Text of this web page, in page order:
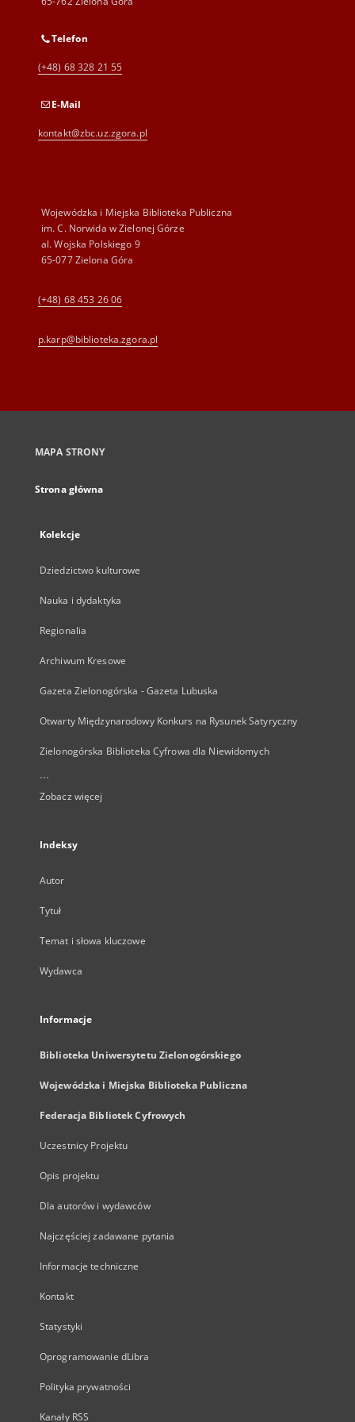
Telefon
(+48) 68 328 21 55
E-Mail
kontakt@zbc.uz.zgora.pl
Wojewódzka i Miejska Biblioteka Publiczna
im. C. Norwida w Zielonej Górze
al. Wojska Polskiego 9
65-077 Zielona Góra
(+48) 68 453 26 06
p.karp@biblioteka.zgora.pl
MAPA STRONY
Strona główna
Kolekcje
Dziedzictwo kulturowe
Nauka i dydaktyka
Regionalia
Archiwum Kresowe
Gazeta Zielonogórska - Gazeta Lubuska
Otwarty Międzynarodowy Konkurs na Rysunek Satyryczny
Zielonogórska Biblioteka Cyfrowa dla Niewidomych
...
Zobacz więcej
Indeksy
Autor
Tytuł
Temat i słowa kluczowe
Wydawca
Informacje
Biblioteka Uniwersytetu Zielonogórskiego
Wojewódzka i Miejska Biblioteka Publiczna
Federacja Bibliotek Cyfrowych
Uczestnicy Projektu
Opis projektu
Dla autorów i wydawców
Najczęściej zadawane pytania
Informacje techniczne
Kontakt
Statystyki
Oprogramowanie dLibra
Polityka prywatności
Kanały RSS